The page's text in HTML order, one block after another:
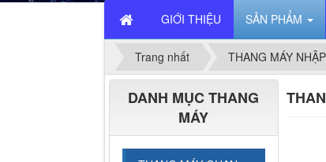
GIỚI THIỆU SẢN PHẨM
Trang nhất THANG MÁY
DANH MỤC THANG
MÁY